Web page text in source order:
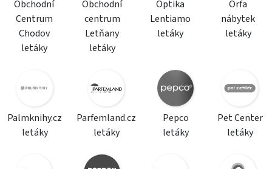
Obchodní
Centrum
Chodov
letáky
Obchodní
centrum
Letňany
letáky
Optika
Lentiamo
letáky
Orfa
nábytek
letáky
Palmknihy.cz
letáky
Parfemland.cz
letáky
Pepco
letáky
Pet Center
letáky